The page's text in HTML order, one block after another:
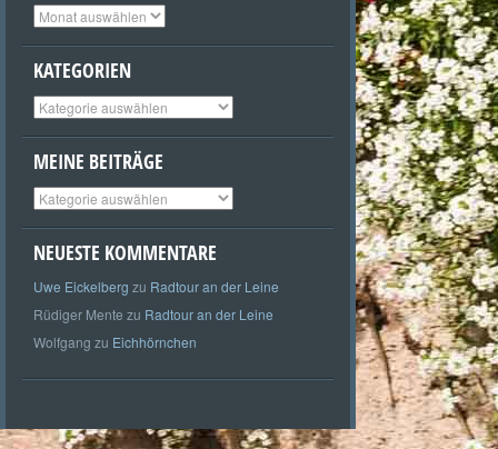
Archiv
KATEGORIEN
Kategorien
MEINE BEITRÄGE
Meine
Beiträge
NEUESTE KOMMENTARE
Uwe Eickelberg zu Radtour an der Leine
Rüdiger Mente zu Radtour an der Leine
Wolfgang zu Eichhörnchen